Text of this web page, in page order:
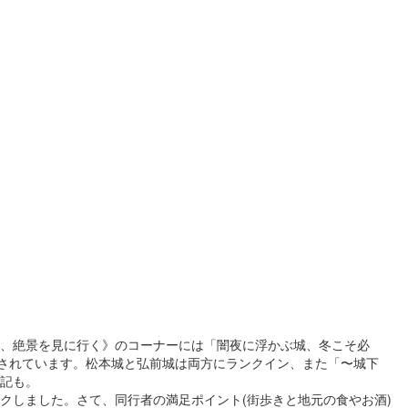
景を見に行く》のコーナーには「闇夜に浮かぶ城、冬こそ必
ています。松本城と弘前城は両方にランクイン、また「〜城下
も。
ました。さて、同行者の満足ポイント(街歩きと地元の食やお酒)